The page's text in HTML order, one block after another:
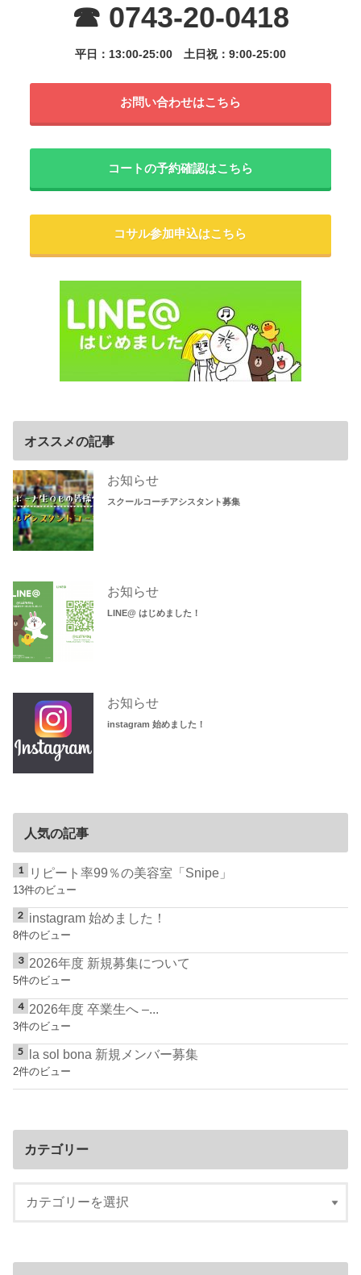
☎ 0743-20-0418
平日：13:00-25:00 土日祝：9:00-25:00
お問い合わせはこちら
コートの予約確認はこちら
コサル参加申込はこちら
オススメの記事
お知らせ
スクールコーチアシスタント募集
お知らせ
LINE@ はじめました！
お知らせ
instagram 始めました！
人気の記事
リピート率99％の美容室「Snipe」
13件のビュー
instagram 始めました！
8件のビュー
2026年度 新規募集について
5件のビュー
2026年度 卒業生へ –...
3件のビュー
la sol bona 新規メンバー募集
2件のビュー
カテゴリー